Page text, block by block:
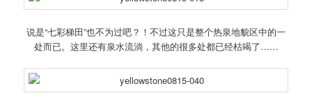
说是“七彩梯田”也不为过吧？！不过这只是整个热泉地貌区中的一
处而已。这里还有泉水流淌，其他的很多处都已经枯竭了……